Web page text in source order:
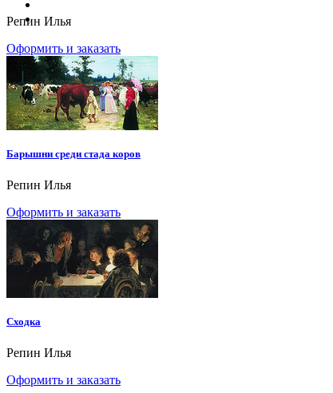
Репин Илья
Оформить и заказать
Барышни среди стада коров
Репин Илья
Оформить и заказать
Сходка
Репин Илья
Оформить и заказать